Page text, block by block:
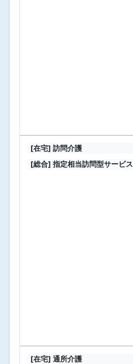
[在宅] 訪問介護
[総合] 指定相当訪問型サービス
[在宅] 通所介護